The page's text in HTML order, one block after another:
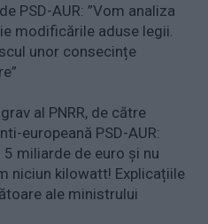
PSD-AUR: ”Vom analiza
modificările aduse legii.
unor consecințe
al PNRR, de către
europeană PSD-AUR:
5 miliarde de euro și nu
niciun kilowatt! Explicațiile
ale ministrului